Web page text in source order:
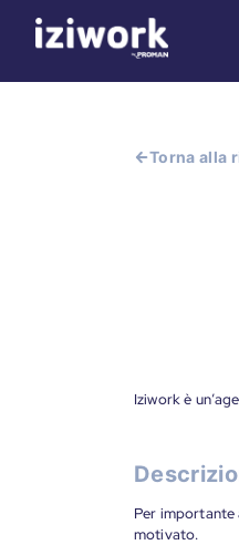
Torna alla
Iziwork è
Per importante
motivato.